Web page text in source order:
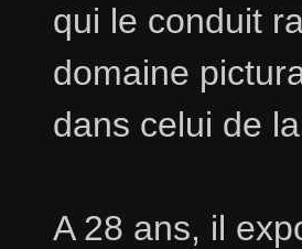
qui le conduit
domaine
dans celui de
A 28 ans, il